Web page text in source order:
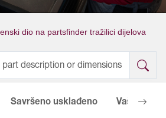
dio na partsfinder tražilici dijelova
Savršeno usklađeno Vaše